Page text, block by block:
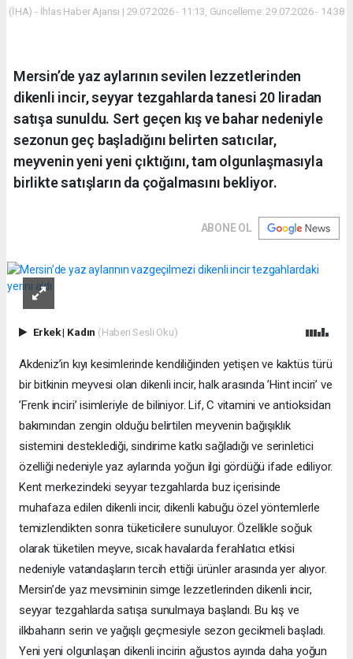
(İHA) - İhlas Haber Ajansı | 29.07.2026 - 11:13, Güncelleme: 29.07.2026 - 14:38
Mersin’de yaz aylarının sevilen lezzetlerinden
dikenli incir, seyyar tezgahlarda tanesi 20 liradan
satışa sunuldu. Sert geçen kış ve bahar nedeniyle
sezonun geç başladığını belirten satıcılar,
meyvenin yeni yeni çıktığını, tam olgunlaşmasıyla
birlikte satışların da çoğalmasını bekliyor.
ABONE OL
Erkek| Kadın (Haberi Sesli Oku)
Akdeniz’in kıyı kesimlerinde kendiliğinden yetişen ve kaktüs türü
bir bitkinin meyvesi olan dikenli incir, halk arasında ’Hint inciri’ ve
’Frenk inciri’ isimleriyle de biliniyor. Lif, C vitamini ve antioksidan
bakımından zengin olduğu belirtilen meyvenin bağışıklık
sistemini desteklediği, sindirime katkı sağladığı ve serinletici
özelliği nedeniyle yaz aylarında yoğun ilgi gördüğü ifade ediliyor.
Kent merkezindeki seyyar tezgahlarda buz içerisinde
muhafaza edilen dikenli incir, dikenli kabuğu özel yöntemlerle
temizlendikten sonra tüketicilere sunuluyor. Özellikle soğuk
olarak tüketilen meyve, sıcak havalarda ferahlatıcı etkisi
nedeniyle vatandaşların tercih ettiği ürünler arasında yer alıyor.
Mersin’de yaz mevsiminin simge lezzetlerinden dikenli incir,
seyyar tezgahlarda satışa sunulmaya başlandı. Bu kış ve
ilkbaharın serin ve yağışlı geçmesiyle sezon gecikmeli başladı.
Yeni yeni olgunlaşan dikenli incirin ağustos ayında daha yoğun